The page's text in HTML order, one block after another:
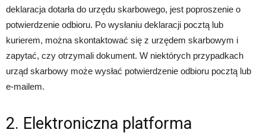
deklaracja dotarła do urzędu skarbowego, jest poproszenie o
potwierdzenie odbioru. Po wysłaniu deklaracji pocztą lub
kurierem, można skontaktować się z urzędem skarbowym i
zapytać, czy otrzymali dokument. W niektórych przypadkach
urząd skarbowy może wysłać potwierdzenie odbioru pocztą lub
e-mailem.
2. Elektroniczna platforma